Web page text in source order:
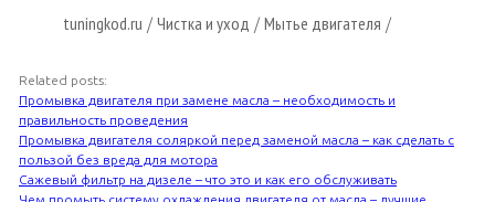
tuningkod.ru / Чистка и уход / Мытье двигателя /
Related posts:
Промывка двигателя при замене масла – необходимость и
правильность проведения
Промывка двигателя соляркой перед заменой масла – как сделать с
пользой без вреда для мотора
Сажевый фильтр на дизеле – что это и как его обслуживать